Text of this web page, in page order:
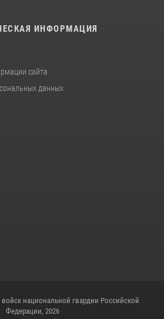
ИНФОРМАЦИЯ
сайта
данных
национальной гвардии Российской
Федерации, 2026